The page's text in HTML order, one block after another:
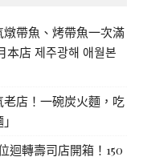
帶魚、烤帶魚一次滿
店 제주광해 애월본
店！一碗炭火麵，吃
迴轉壽司店開箱！150